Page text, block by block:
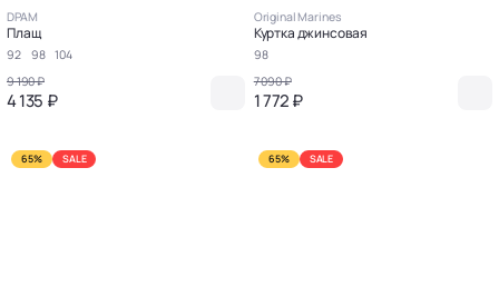
DPAM
Плащ
92 98
104
9 190 ₽
4 135 ₽
Original Marines
Куртка джинсовая
98
7 090 ₽
1 772 ₽
65% SALE 65% SALE